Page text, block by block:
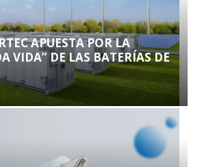
APUESTA POR LA
VIDA” DE LAS BATERÍAS DE